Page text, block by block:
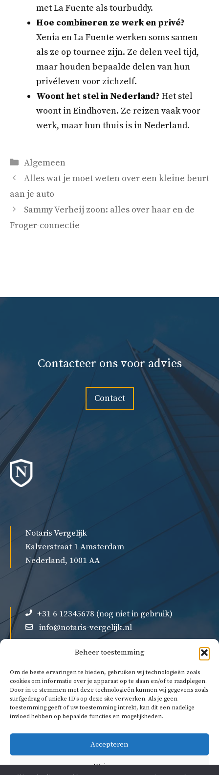
Beheer toestemming
Om de beste ervaringen te bieden, gebruiken wij technologieën zoals
cookies om informatie over je apparaat op te slaan en/of te raadplegen.
Door in te stemmen met deze technologieën kunnen wij gegevens zoals
surfgedrag of unieke ID's op deze site verwerken. Als je geen
toestemming geeft of uw toestemming intrekt, kan dit een nadelige
invloed hebben op bepaalde functies en mogelijkheden.
Accepteren
Weigeren
met La Fuente als tourbuddy.
Hoe combineren ze werk en privé?
Xenia en La Fuente werken soms samen
als ze op tournee zijn. Ze delen veel tijd,
maar houden bepaalde delen van hun
privéleven voor zichzelf.
Woont het stel in Nederland? Het stel
woont in Eindhoven. Ze reizen vaak voor
werk, maar hun thuis is in Nederland.
Categorieën
Algemeen
Alles wat je moet weten over een kleine beurt
aan je auto
Sammy Verheij zoon: alles over haar en de
Froger-connectie
Contacteer ons voor advies
Contact
Notaris Vergelijk
Kalverstraat 1 Amsterdam
Nederland, 1001 AA
+31 6 12345678 (nog niet in gebruik)
info@notaris-vergelijk.nl
Over ons
Privacybeleid
Algemene voorwaarden